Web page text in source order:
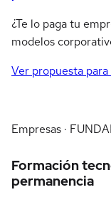
¿Te lo paga tu
modelos
Ver propuesta
Empresas ·
Formación
permanencia